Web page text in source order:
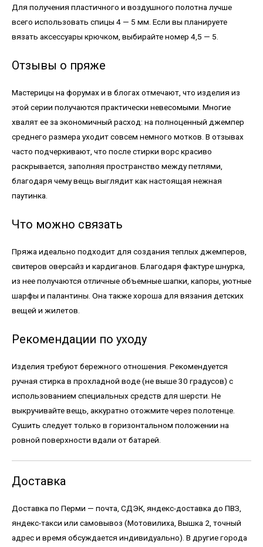
Для получения пластичного и воздушного полотна лучше
всего использовать спицы 4 — 5 мм. Если вы планируете
вязать аксессуары крючком, выбирайте номер 4,5 — 5.
Отзывы о пряже
Мастерицы на форумах и в блогах отмечают, что изделия из
этой серии получаются практически невесомыми. Многие
хвалят ее за экономичный расход: на полноценный джемпер
среднего размера уходит совсем немного мотков. В отзывах
часто подчеркивают, что после стирки ворс красиво
раскрывается, заполняя пространство между петлями,
благодаря чему вещь выглядит как настоящая нежная
паутинка.
Что можно связать
Пряжа идеально подходит для создания теплых джемперов,
свитеров оверсайз и кардиганов. Благодаря фактуре шнурка,
из нее получаются отличные объемные шапки, капоры, уютные
шарфы и палантины. Она также хороша для вязания детских
вещей и жилетов.
Рекомендации по уходу
Изделия требуют бережного отношения. Рекомендуется
ручная стирка в прохладной воде (не выше 30 градусов) с
использованием специальных средств для шерсти. Не
выкручивайте вещь, аккуратно отожмите через полотенце.
Сушить следует только в горизонтальном положении на
ровной поверхности вдали от батарей.
Доставка
Доставка по Перми — почта, СДЭК, яндекс-доставка до ПВЗ,
яндекс-такси или самовывоз (Мотовилиха, Вышка 2, точный
адрес и время обсуждается индивидуально). В другие города